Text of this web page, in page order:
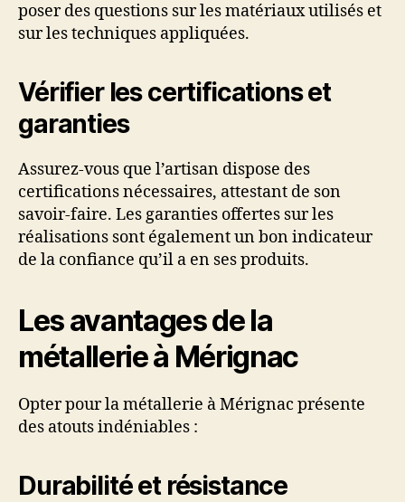
poser des questions sur les matériaux utilisés et
sur les techniques appliquées.
Vérifier les certifications et
garanties
Assurez-vous que l’artisan dispose des
certifications nécessaires, attestant de son
savoir-faire. Les garanties offertes sur les
réalisations sont également un bon indicateur
de la confiance qu’il a en ses produits.
Les avantages de la
métallerie à Mérignac
Opter pour la métallerie à Mérignac présente
des atouts indéniables :
Durabilité et résistance